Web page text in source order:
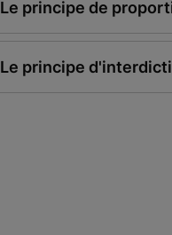
Le principe de
Le principe